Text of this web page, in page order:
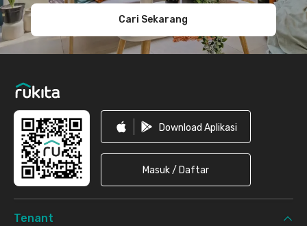
Cari Sekarang
Download Aplikasi
Masuk / Daftar
Tenant